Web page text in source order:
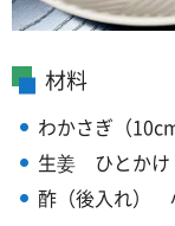
材料
わかさぎ（
生姜
ひとかけ
酢（後入れ）